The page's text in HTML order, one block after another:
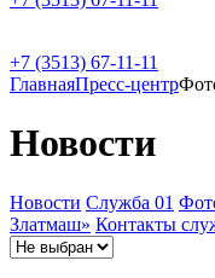
+7 (3513) 67-11-11
ГлавнаяПресс-центр
Новости
Новости Служба 01
Златмаш» Контакты